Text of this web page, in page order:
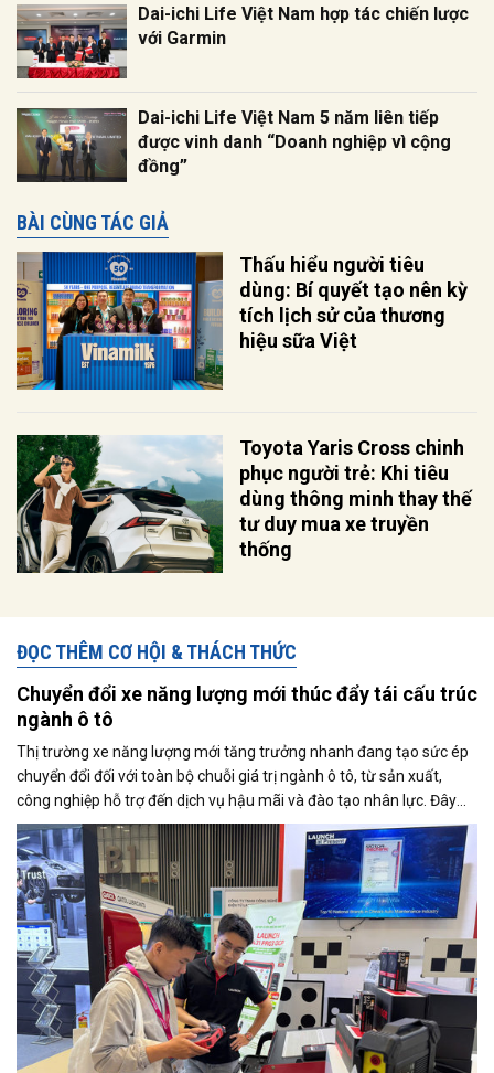
Dai-ichi Life Việt Nam hợp tác chiến lược
với Garmin
Dai-ichi Life Việt Nam 5 năm liên tiếp
được vinh danh “Doanh nghiệp vì cộng
đồng”
BÀI CÙNG TÁC GIẢ
Thấu hiểu người tiêu
dùng: Bí quyết tạo nên kỳ
tích lịch sử của thương
hiệu sữa Việt
Toyota Yaris Cross chinh
phục người trẻ: Khi tiêu
dùng thông minh thay thế
tư duy mua xe truyền
thống
ĐỌC THÊM CƠ HỘI & THÁCH THỨC
Chuyển đổi xe năng lượng mới thúc đẩy tái cấu trúc
ngành ô tô
Thị trường xe năng lượng mới tăng trưởng nhanh đang tạo sức ép
chuyển đổi đối với toàn bộ chuỗi giá trị ngành ô tô, từ sản xuất,
công nghiệp hỗ trợ đến dịch vụ hậu mãi và đào tạo nhân lực. Đây
cũng là trọng tâm được các doanh nghiệp và chuyên gia trao đổi tại
Triển lãm Automechanika Ho Chi Minh City 2026.